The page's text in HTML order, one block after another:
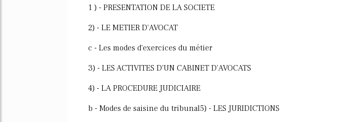
1 ) - PRESENTATION DE LA SOCIETE
2) - LE METIER D'AVOCAT
c - Les modes d'exercices du métier
3) - LES ACTIVITES D'UN CABINET D'AVOCATS
4) - LA PROCEDURE JUDICIAIRE
b - Modes de saisine du tribunal5) - LES JURIDICTIONS